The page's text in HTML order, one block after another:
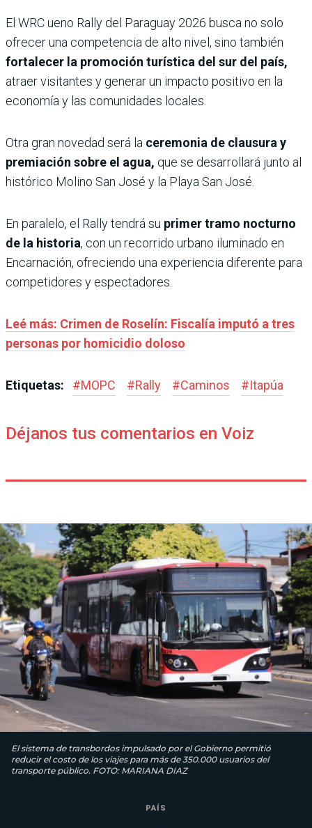
El WRC ueno Rally del Paraguay 2026 busca no solo
ofrecer una competencia de alto nivel, sino también
fortalecer la promoción turística del sur del país,
atraer visitantes y generar un impacto positivo en la
economía y las comunidades locales.
Otra gran novedad será la ceremonia de clausura y
premiación sobre el agua, que se desarrollará junto al
histórico Molino San José y la Playa San José.
En paralelo, el Rally tendrá su primer tramo nocturno
de la historia, con un recorrido urbano iluminado en
Encarnación, ofreciendo una experiencia diferente para
competidores y espectadores.
Leé más: Crimen de Roselín: Fiscalía imputó a tres
personas por homicidio doloso
Etiquetas: #MOPC #Rally #Caminos #Itapúa
Déjanos tus comentarios en Voiz
El sistema de transbordos impulsado por el Gobierno permitió
reducir el costo de los viajes para más de 350.000 usuarios del
transporte público. FOTO: MARIANA DIAZ
PAÍS